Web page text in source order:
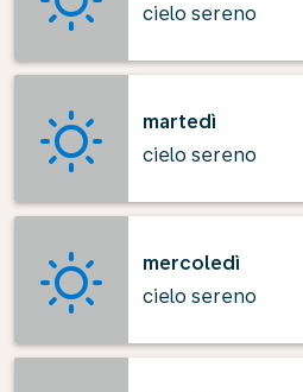
cielo sereno
martedì
cielo sereno
mercoledì
cielo sereno